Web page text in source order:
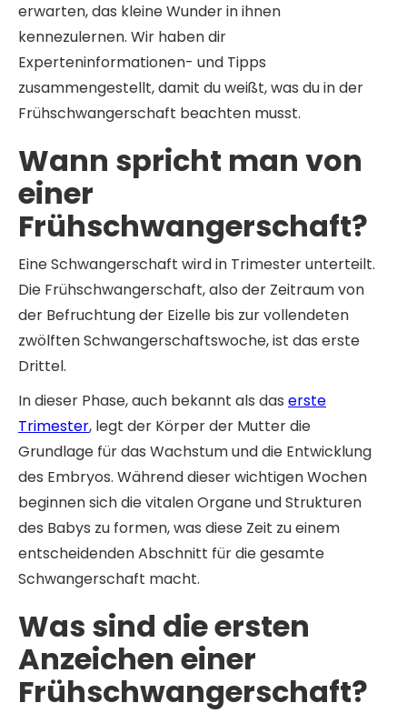
erwarten, das kleine Wunder in ihnen
kennezulernen. Wir haben dir
Experteninformationen- und Tipps
zusammengestellt, damit du weißt, was du in der
Frühschwangerschaft beachten musst.
Wann spricht man von
einer
Frühschwangerschaft?
Eine Schwangerschaft wird in Trimester unterteilt.
Die Frühschwangerschaft, also der Zeitraum von
der Befruchtung der Eizelle bis zur vollendeten
zwölften Schwangerschaftswoche, ist das erste
Drittel.
In dieser Phase, auch bekannt als das erste
Trimester, legt der Körper der Mutter die
Grundlage für das Wachstum und die Entwicklung
des Embryos. Während dieser wichtigen Wochen
beginnen sich die vitalen Organe und Strukturen
des Babys zu formen, was diese Zeit zu einem
entscheidenden Abschnitt für die gesamte
Schwangerschaft macht.
Was sind die ersten
Anzeichen einer
Frühschwangerschaft?